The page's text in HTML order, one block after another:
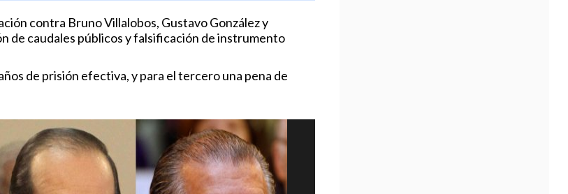
contra Bruno Villalobos, Gustavo González y
de caudales públicos y falsificación de instrumento
de prisión efectiva, y para el tercero una pena de